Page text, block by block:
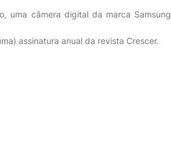
uma câmera digital da marca Samsung
assinatura anual da revista Crescer.